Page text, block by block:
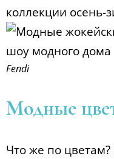
Fendi
Модные
Что же по цветам?